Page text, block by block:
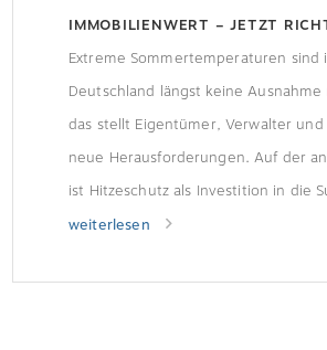
IMMOBILIENWERT – JETZT
NACHRÜSTEN UND FÖRDERN
Extreme Sommertemperaturen sind
Deutschland längst keine
das stellt Eigentümer, Verwalter
neue Herausforderungen. Auf der
ist Hitzeschutz als Investition in die
Nutzbarkeit und Zukunftsfähigkeit
IVD Bundesverband der
weiterlesen